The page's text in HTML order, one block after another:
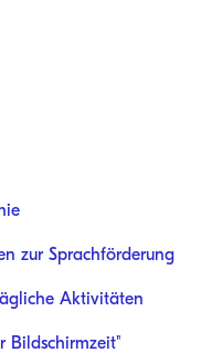
zur Sprachförderung
Aktivitäten
Bildschirmzeit"